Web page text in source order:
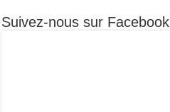
Suivez-nous sur Facebook